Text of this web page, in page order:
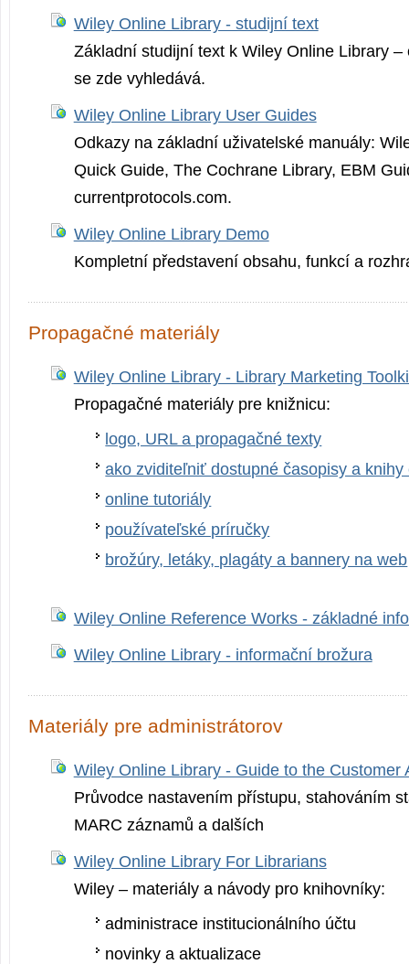
Wiley Online Library - studijní text
Základní studijní text k Wiley Online Library –
se zde vyhledává.
Wiley Online Library User Guides
Odkazy na základní uživatelské manuály:
Quick Guide, The Cochrane Library, EBM
currentprotocol­s.com.
Wiley Online Library Demo
Kompletní představení obsahu, funkcí a
Propagačné materiály
Wiley Online Library - Library Marketing
Propagačné materiály pre knižnicu:
logo, URL a propagačné texty
ako zviditeľniť dostupné časopisy a
online tutoriály
používateľské príručky
brožúry, letáky, plagáty a bannery na web
Wiley Online Reference Works - základné
Wiley Online Library - informační brožura
Materiály pre administrátorov
Wiley Online Library - Guide to the Customer
Průvodce nastavením přístupu, stahováním
MARC záznamů a dalších
Wiley Online Library For Librarians
Wiley – materiály a návody pro knihovníky:
administrace institucionálního účtu
novinky a aktualizace